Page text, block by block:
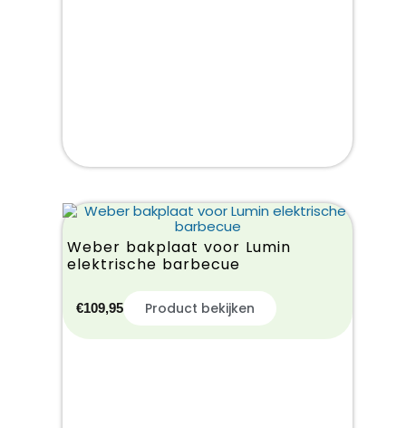
Weber bakplaat voor Lumin
elektrische barbecue
€109,95 Product bekijken